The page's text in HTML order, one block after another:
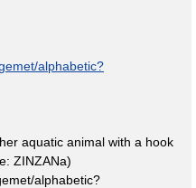
alphabetic?
aquatic animal with a hook
ZINZANa)
alphabetic?